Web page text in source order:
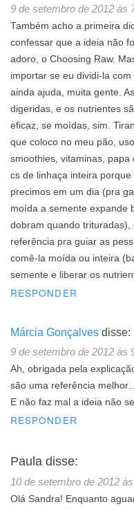
9 de setembro de 2012 às
Também acho a primeira
confessar que a ideia não
adoro, o Choosing Raw.
importar se eu dividi-la
ainda ajuda, muita gente.
digeridas, e os nutrientes
eficaz, se moídas, sim.
que coloco no meu pão,
smoothies, vitaminas,
cs de linhaça inteira
precimos em um dia (pra
moída a semente expande
dobram quando
referência pra guiar as
comê-la moída ou inteira
semente e liberar os
RESPONDER
Márcia Gonçalves disse:
9 de setembro de 2012 às
Ah, obrigada pela
são uma referência
E não faz mal a ideia não
RESPONDER
Paula disse:
10 de setembro de 2012
Olá Sandra! Enquanto